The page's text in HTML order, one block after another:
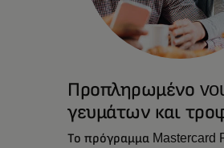
Προπληρωμένο
γευμάτων και
Το πρόγραμμα Mastercard